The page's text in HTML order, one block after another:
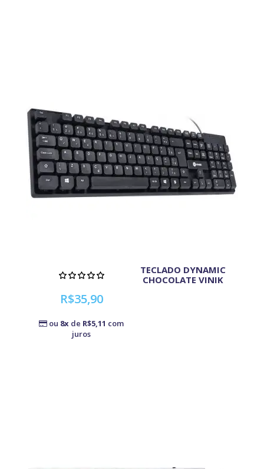
TECLADO DYNAMIC
CHOCOLATE VINIK
R$35,90
ou 8x de R$5,11 com
juros